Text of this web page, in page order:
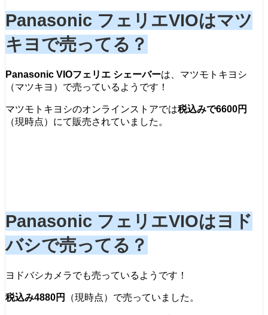
Panasonic フェリエVIOはマツ
キヨで売ってる？
Panasonic VIOフェリエ シェーバーは、マツモトキヨシ
（マツキヨ）で売っているようです！
マツモトキヨシのオンラインストアでは税込みで6600円
（現時点）にて販売されていました。
Panasonic フェリエVIOはヨド
バシで売ってる？
ヨドバシカメラでも売っているようです！
税込み4880円 （現時点）で売っていました。